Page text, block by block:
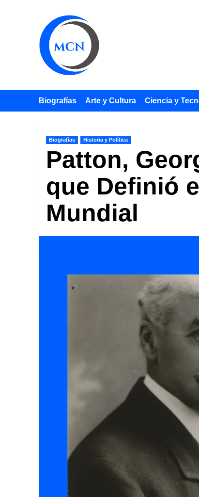
Biografías Arte y Cultura Ciencia y
Biografías Historia y Política
Patton,
que Definió
Mundial